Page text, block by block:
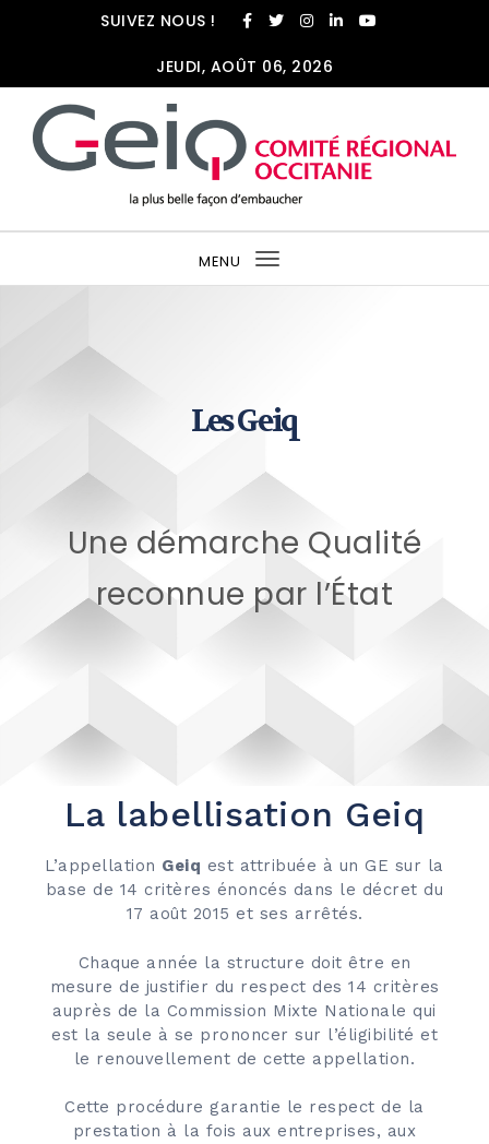
SUIVEZ NOUS !
JEUDI, AOÛT 06, 2026
MENU
Toggle
Les Geiq
Une démarche Qualité
reconnue par l’État
La labellisation Geiq
L’appellation Geiq est attribuée à un GE sur la
base de 14 critères énoncés dans le décret du
17 août 2015 et ses arrêtés.
Chaque année la structure doit être en
mesure de justifier du respect des 14 critères
auprès de la Commission Mixte Nationale qui
est la seule à se prononcer sur l’éligibilité et
le renouvellement de cette appellation.
Cette procédure garantie le respect de la
prestation à la fois aux entreprises, aux